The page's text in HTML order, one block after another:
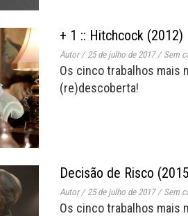
+ 1 :: Hitchcock (2012)
Autor/ 25 de julho de 2017 / Sem
Os cinco trabalhos mais
(re)descoberta!
Decisão de Risco
Autor/ 25 de julho de 2017 / Sem
Os cinco trabalhos mais